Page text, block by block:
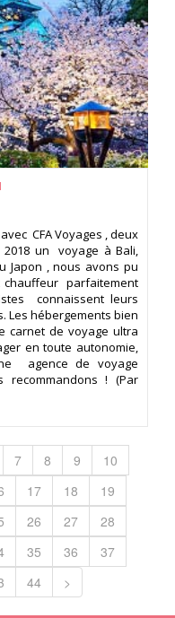
CFA Voyages , deux
2018 un voyage à Bali,
Japon , nous avons pu
parfaitement
connaissent leurs
Les hébergements bien
carnet de voyage ultra
en toute autonomie,
agence de voyage
! (Par
7 8 9
10
17 18
19
26 27
28
35 36
37
44 >